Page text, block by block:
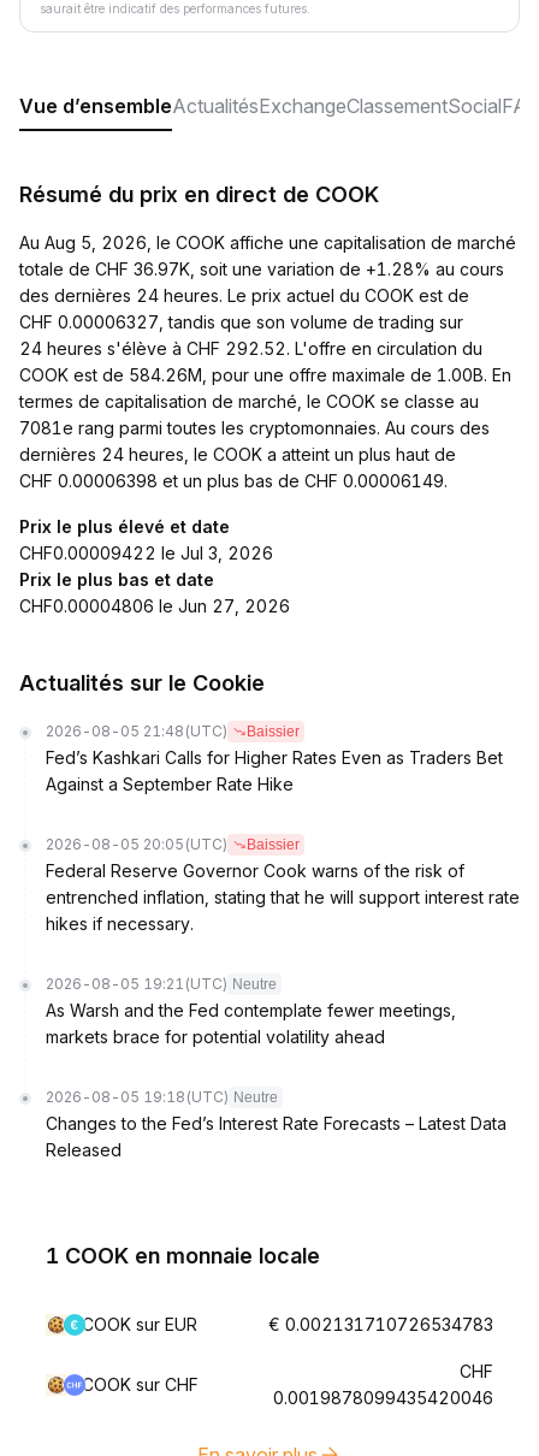
saurait être indicatif des performances futures.
Vue d’ensembleActualitésExchangeClassementSocialFAQ
Résumé du prix en direct de COOK
Au Aug 5, 2026, le COOK affiche une capitalisation de marché
totale de CHF 36.97K, soit une variation de +1.28% au cours
des dernières 24 heures. Le prix actuel du COOK est de
CHF 0.00006327, tandis que son volume de trading sur
24 heures s'élève à CHF 292.52. L'offre en circulation du
COOK est de 584.26M, pour une offre maximale de 1.00B. En
termes de capitalisation de marché, le COOK se classe au
7081e rang parmi toutes les cryptomonnaies. Au cours des
dernières 24 heures, le COOK a atteint un plus haut de
CHF 0.00006398 et un plus bas de CHF 0.00006149.
Prix le plus élevé et date
CHF0.00009422 le Jul 3, 2026
Prix le plus bas et date
CHF0.00004806 le Jun 27, 2026
Actualités sur le Cookie
2026-08-05 21:48 (UTC) Baissier
Fed’s Kashkari Calls for Higher Rates Even as Traders Bet
Against a September Rate Hike
2026-08-05 20:05 (UTC) Baissier
Federal Reserve Governor Cook warns of the risk of
entrenched inflation, stating that he will support interest rate
hikes if necessary.
2026-08-05 19:21 (UTC) Neutre
As Warsh and the Fed contemplate fewer meetings,
markets brace for potential volatility ahead
2026-08-05 19:18 (UTC) Neutre
Changes to the Fed’s Interest Rate Forecasts – Latest Data
Released
1 COOK en monnaie locale
COOK sur EUR € 0.002131710726534783
COOK sur CHF
CHF
0.0019878099435420046